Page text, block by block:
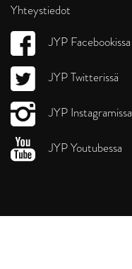
Yhteystiedot
JYP Facebookissa
JYP Twitterissä
JYP Instagramissa
JYP Youtubessa